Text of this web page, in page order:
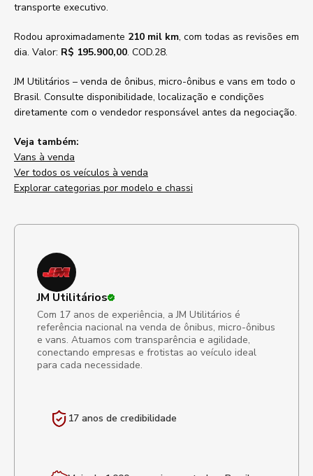
transporte executivo.
Rodou aproximadamente 210 mil km, com todas as revisões em
dia. Valor: R$ 195.900,00. COD.28.
JM Utilitários – venda de ônibus, micro-ônibus e vans em todo o
Brasil. Consulte disponibilidade, localização e condições
diretamente com o vendedor responsável antes da negociação.
Veja também:
Vans à venda
Ver todos os veículos à venda
Explorar categorias por modelo e chassi
JM Utilitários
Com 17 anos de experiência, a JM Utilitários é
referência nacional na venda de ônibus, micro-ônibus
e vans. Atuamos com transparência e agilidade,
conectando empresas e frotistas ao veículo ideal
para cada necessidade.
17 anos de credibilidade